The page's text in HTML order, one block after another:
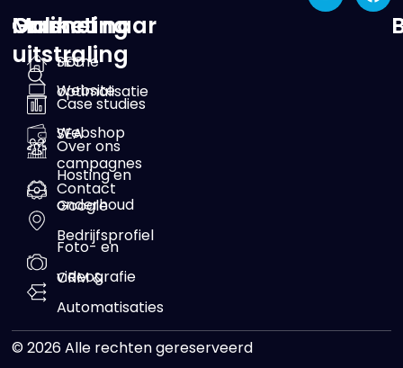
Online
uitstraling
Website
Webshop
Hosting en
onderhoud
Foto- en
videografie
Marketing
SEO
optimalisatie
SEA
campagnes
Google
Bedrijfsprofiel
CRM &
Automatisaties
Ga snel naar
Home
Case studies
Over ons
Contact
© 2026 Alle rechten gereserveerd